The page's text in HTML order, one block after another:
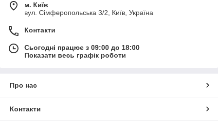
м. Київ
вул. Сімферопольська 3/2, Київ, Україна
Контакти
Сьогодні працює з 09:00 до 18:00
Показати весь графік роботи
Про нас
Контакти